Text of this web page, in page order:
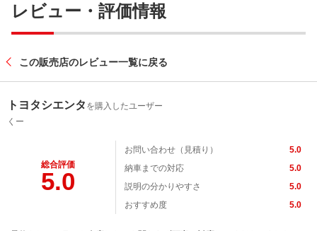
レビュー・評価情報
この販売店のレビュー一覧に戻る
トヨタシエンタ を購入したユーザー
くー
総合評価
5.0
お問い合わせ（見積り）
5.0
納車までの対応
5.0
説明の分かりやすさ
5.0
おすすめ度
5.0